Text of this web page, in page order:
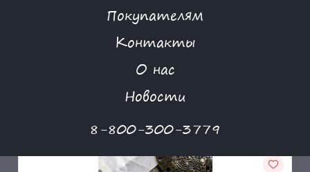
Покупателям
Контакты
О нас
Новости
8-800-300-3779